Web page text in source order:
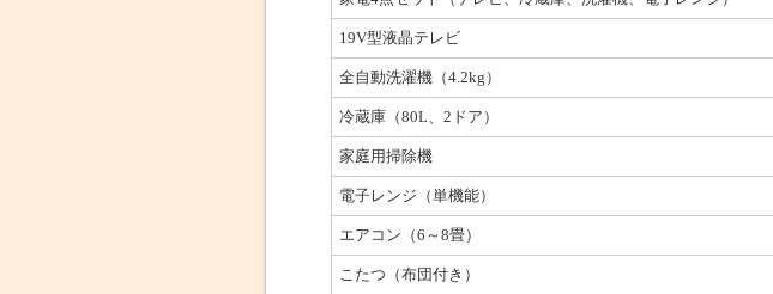
19V型液晶テレビ
全自動洗濯機（4.2kg）
冷蔵庫（80L、2ドア）
家庭用掃除機
電子レンジ（単機能）
エアコン（6～8畳）
こたつ（布団付き）